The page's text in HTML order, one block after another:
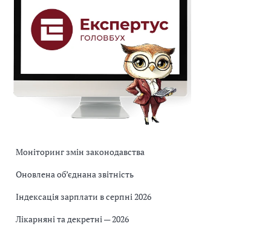
Моніторинг змін законодавства
Оновлена об’єднана звітність
Індексація зарплати в серпні 2026
Лікарняні та декретні — 2026